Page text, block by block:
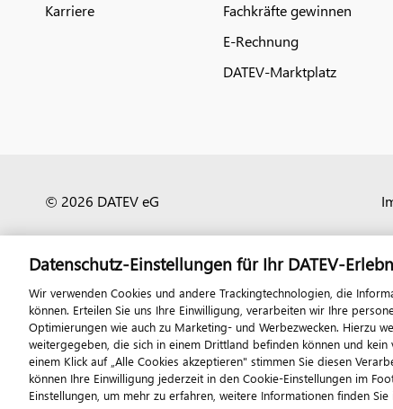
Karriere
Fachkräfte gewinnen
E-Rechnung
DATEV-Marktplatz
© 2026 DATEV eG
Datenschutz-Einstellungen für Ihr DATEV-
Wir verwenden Cookies und andere Trackingtechnologien, die
können. Erteilen Sie uns Ihre Einwilligung, verarbeiten wir Ihre
Optimierungen wie auch zu Marketing- und Werbezwecken. Hierzu
weitergegeben, die sich in einem Drittland befinden können und
einem Klick auf „Alle Cookies akzeptieren" stimmen Sie diesen
können Ihre Einwilligung jederzeit in den Cookie-Einstellungen im
Einstellungen, um mehr zu erfahren, weitere Informationen finden Sie